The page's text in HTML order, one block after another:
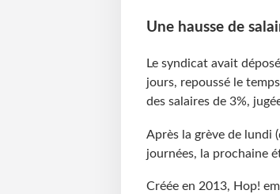
Une hausse de
Le syndicat avait
jours, repoussé le
des salaires de 3%,
Après la grève de lundi
journées, la prochaine
Créée en 2013, Hop!